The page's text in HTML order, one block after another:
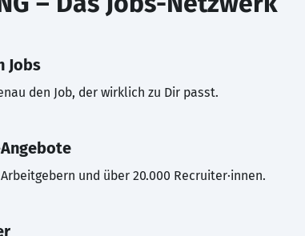
Jobs
den Job, der wirklich zu Dir passt.
und über 20.000 Recruiter·innen.